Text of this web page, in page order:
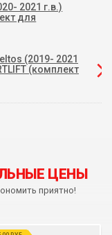
2021 г.в.)
для
(2019- 2021
(комплект
ЦЕНЫ
приятно!